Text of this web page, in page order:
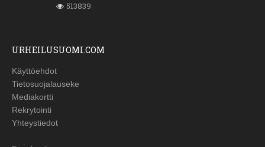
513839
URHEILUSUOMI.COM
Käyttöehdot
Tietosuojalauseke
Mediakortti
Rekrytointi
Yhteystiedot